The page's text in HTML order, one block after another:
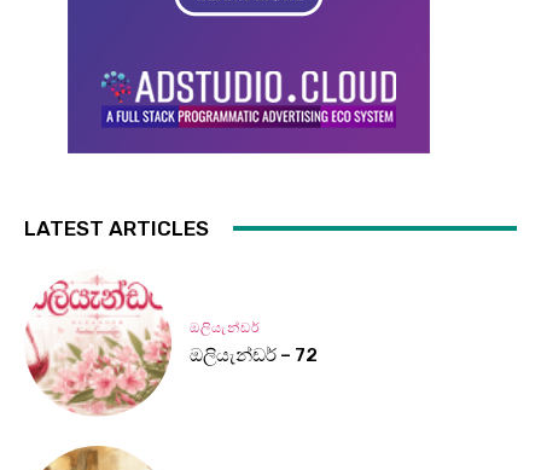
LATEST ARTICLES
ඔලියැන්ඩර්
ඔලියැන්ඩර් – 72